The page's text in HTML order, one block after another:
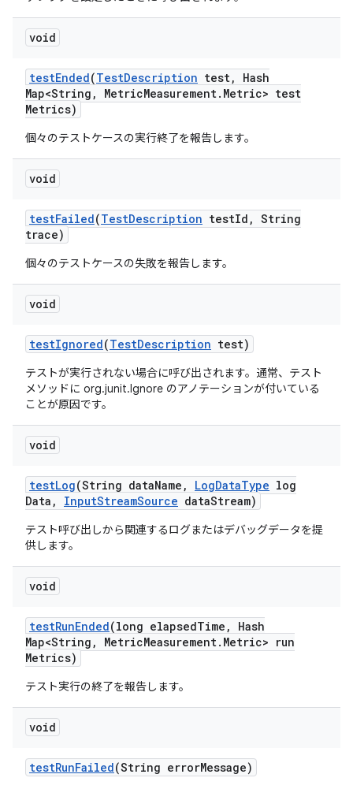
void
testEnded(TestDescription test,
Hash
Map<String , MetricMeasurement. Metric> test
Metrics)
個々のテストケースの実行終了を報告します。
void
testFailed(TestDescription testId , String
trace)
個々のテストケースの失敗を報告します。
void
testIgnored(TestDescription test)
テストが実行されない場合に呼び出されます。通常、テスト
メソッドに org.junit.Ignore のアノテーションが付いている
ことが原因です。
void
testLog(String dataName , LogDataType log
Data , InputStreamSource dataStream)
テスト呼び出しから関連するログまたはデバッグデータを提
供します。
void
testRunEnded(long elapsedTime ,
Hash
Map<String , MetricMeasurement. Metric> run
Metrics)
テスト実行の終了を報告します。
void
testRunFailed(String errorMessage)